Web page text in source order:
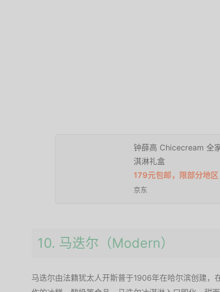
钟薛高 Chicecream 全
淇淋礼盒
179元包邮，限部分地区
京东
10. 马迭尔（Modern）
马迭尔由法籍犹太人开斯普于1906年在哈尔滨创建，